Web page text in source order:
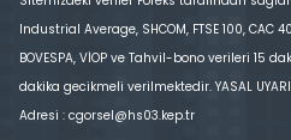
Industrial Average, SHCOM, FTSE 100, CAC
BOVESPA, VİOP ve Tahvil-bono verileri 15
dakika gecikmeli verilmektedir. YASAL
Adresi : cgorsel@hs03.kep.tr